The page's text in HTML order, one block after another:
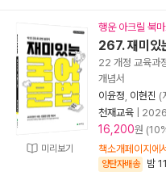
미리보기
행운 아크릴 북
267. 재미있
22 개정 교육과
개념서
이윤정 이현진 (
천재교육
16,200원
책소개페이지에
양탄자배송 밤